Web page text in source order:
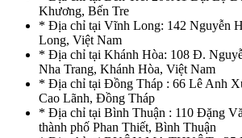
Khương, Bến Tre
* Địa chỉ tại Vĩnh Long: 142 Nguyễn
Long, Việt Nam
* Địa chỉ tại Khánh Hòa: 108 Đ.
Nha Trang, Khánh Hòa, Việt Nam
* Địa chỉ tại Đồng Tháp : 66 Lê Anh
Cao Lãnh, Đồng Tháp
* Địa chỉ tại Bình Thuận : 110 Đặng
thành phố Phan Thiết, Bình Thuận